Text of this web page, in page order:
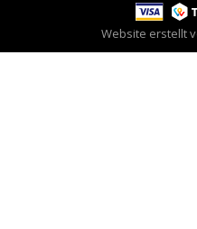
Website erstellt